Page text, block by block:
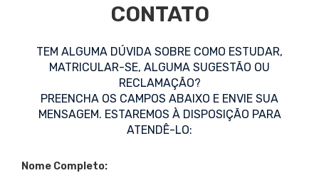
CONTATO
TEM ALGUMA DÚVIDA SOBRE COMO ESTUDAR,
MATRICULAR-SE, ALGUMA SUGESTÃO OU
RECLAMAÇÃO?
PREENCHA OS CAMPOS ABAIXO E ENVIE SUA
MENSAGEM. ESTAREMOS À DISPOSIÇÃO PARA
ATENDÊ-LO:
Nome Completo: